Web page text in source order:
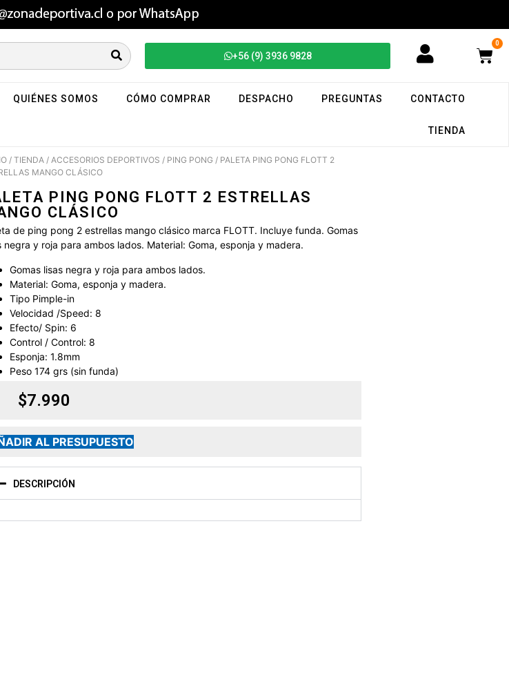
+56 (9) 3936 9828
0
QUIÉNES SOMOS CÓMO COMPRAR DESPACHO PREGUNTAS CONTACTO
TIENDA
/ TIENDA / ACCESORIOS DEPORTIVOS / PING PONG / PALETA PING PONG FLOTT 2
MANGO CLÁSICO
PING PONG FLOTT 2 ESTRELLAS
CLÁSICO
de ping pong 2 estrellas mango clásico marca FLOTT. Incluye funda. Gomas
negra y roja para ambos lados. Material: Goma, esponja y madera.
Gomas lisas negra y roja para ambos lados.
Material: Goma, esponja y madera.
Tipo Pimple-in
Velocidad /Speed: 8
Efecto/ Spin: 6
Control / Control: 8
Esponja: 1.8mm
Peso 174 grs (sin funda)
$7.990
AL PRESUPUESTO
DESCRIPCIÓN